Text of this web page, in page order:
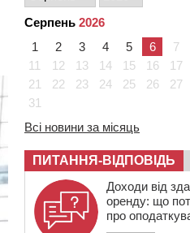
Серпень 2026
1
2 3 4 5 6 7
11
12 13 14 15 16 17
21
22 23 24 25 26 27
31
Всі новини за місяць
ПИТАННЯ-ВІДПОВІДЬ
Доходи від
оренду: що
про